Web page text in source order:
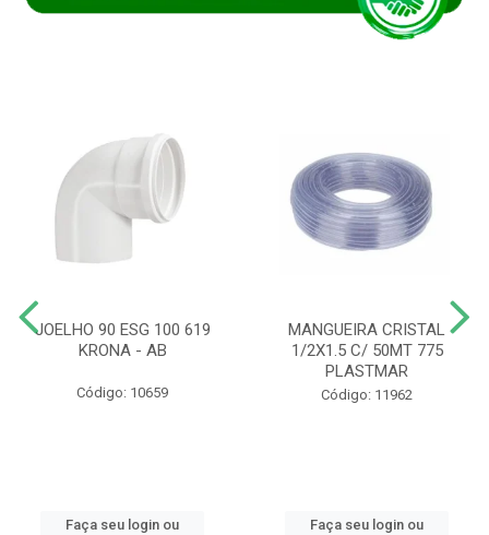
JOELHO 90 ESG 100 619
KRONA - AB
Código: 10659
Faça seu login ou
MANGUEIRA CRISTAL
1/2X1.5 C/ 50MT 775
PLASTMAR
Código: 11962
Faça seu login ou